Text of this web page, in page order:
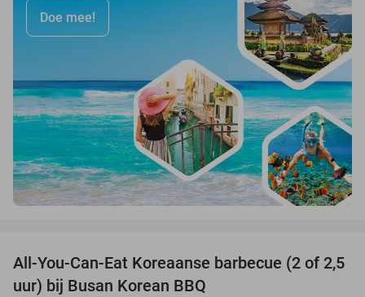
Doe mee!
30%
All-You-Can-Eat Koreaanse barbecue (2 of 2,5
uur) bij Busan Korean BBQ